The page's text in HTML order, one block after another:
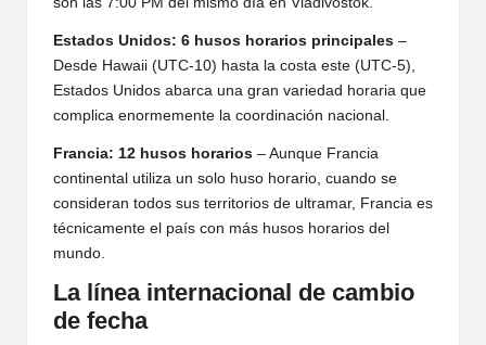
Estados Unidos: 6 husos horarios principales –
Desde Hawaii (UTC-10) hasta la costa este (UTC-5),
Estados Unidos abarca una gran variedad horaria que
complica enormemente la coordinación nacional.
Francia: 12 husos horarios – Aunque Francia
continental utiliza un solo huso horario, cuando se
consideran todos sus territorios de ultramar, Francia es
técnicamente el país con más husos horarios del
mundo.
La línea internacional de cambio
de fecha